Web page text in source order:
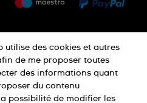
confidentialité
utilise des cookies et autres
de me proposer toutes
des informations quant
du contenu
possibilité de modifier les